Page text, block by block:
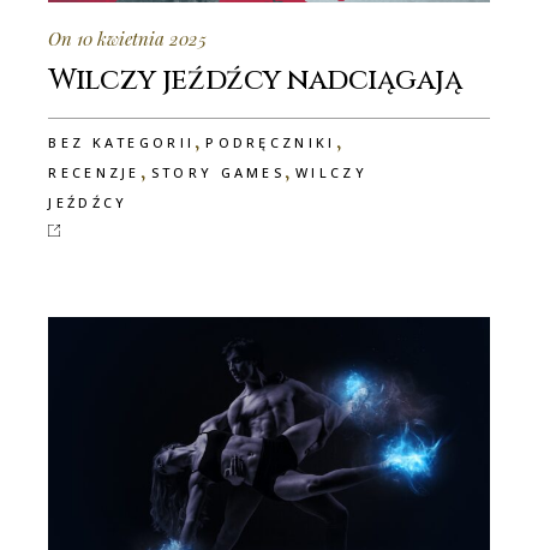
On 10 kwietnia 2025
Wilczy jeźdźcy nadciągają
BEZ KATEGORII ,PODRĘCZNIKI ,
RECENZJE , STORY GAMES ,WILCZY
JEŹDŹCY